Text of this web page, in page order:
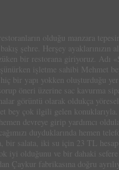
olduğu manzara
şehre. Herşey ayaklarınızın
bir restorana giriyoruz. Adı
işletme sahibi Mehmet
bir yapı yokken oluşturduğu
öneri üzerine sac kavurma
görüntü olarak oldukça yöresel,
bey çok ilgili gelen konuklarıyla.
devreye girip yardımcı
duyduklarında hemen
bir salata, iki su için 23 TL
iyi olduğunu ve bir dahaki
Çaykur fabrikasına doğru